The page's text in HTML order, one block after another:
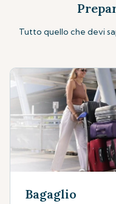
Tutto quello che devi
Bagaglio